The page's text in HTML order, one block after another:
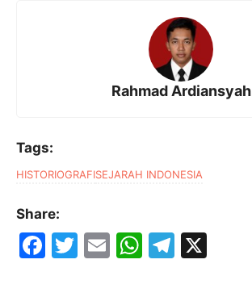
Rahmad Ardiansyah
Tags:
HISTORIOGRAFISEJARAH INDONESIA
Share:
F
T
E
W T